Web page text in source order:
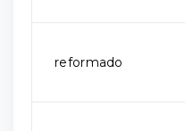
reformado